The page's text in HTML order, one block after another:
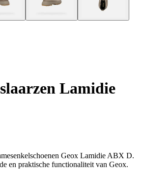
Lamidie
Geox Lamidie ABX D.
en praktische functionaliteit van Geox.